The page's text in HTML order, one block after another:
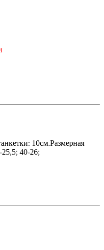
10см.Размерная
40-26;